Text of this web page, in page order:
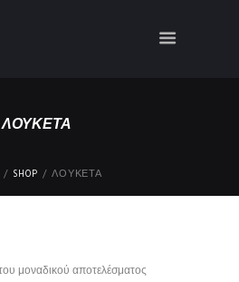
ΛΟΥΚΈΤΑ
SHOP ΛΟΥΚΈΤΑ
μοναδικού αποτελέσματος